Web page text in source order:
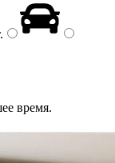
.
время.